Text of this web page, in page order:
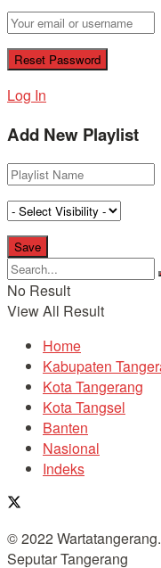
Log In
Add New Playlist
No Result
View All Result
Home
Kabupaten
Kota Tangerang
Kota Tangsel
Banten
Nasional
Indeks
© 2022
Seputar Tangerang